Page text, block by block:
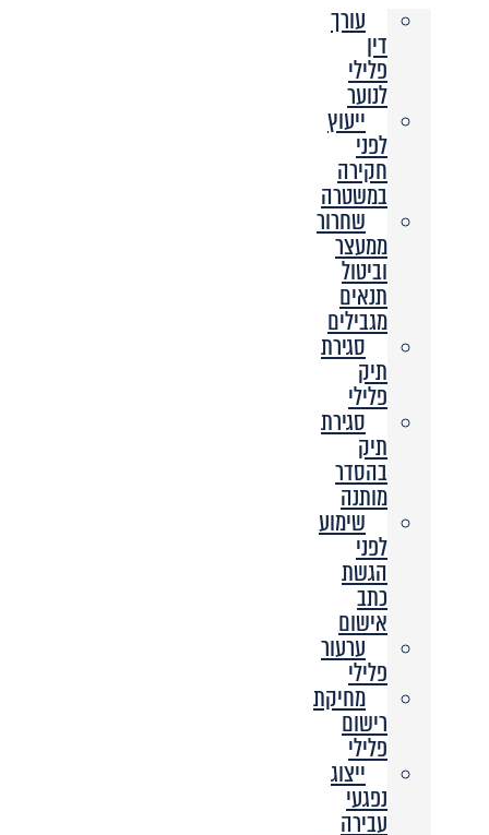
עורך
דין
פלילי
לנוער
ייעוץ
לפני
חקירה
במשטרה
שחרור
ממעצר
וביטול
תנאים
מגבילים
סגירת
תיק
פלילי
סגירת
תיק
בהסדר
מותנה
שימוע
לפני
הגשת
כתב
אישום
ערעור
פלילי
מחיקת
רישום
פלילי
ייצוג
נפגעי
עבירה